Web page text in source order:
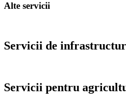
Alte servicii
Servicii de
Servicii pentru